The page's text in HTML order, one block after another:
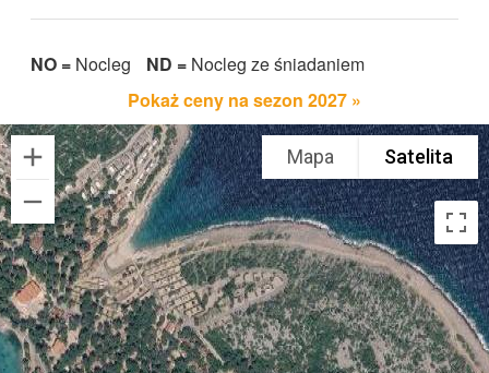
NO = Nocleg ND = Nocleg ze śniadaniem
Pokaż ceny na sezon 2027 »
Mapa Satelita